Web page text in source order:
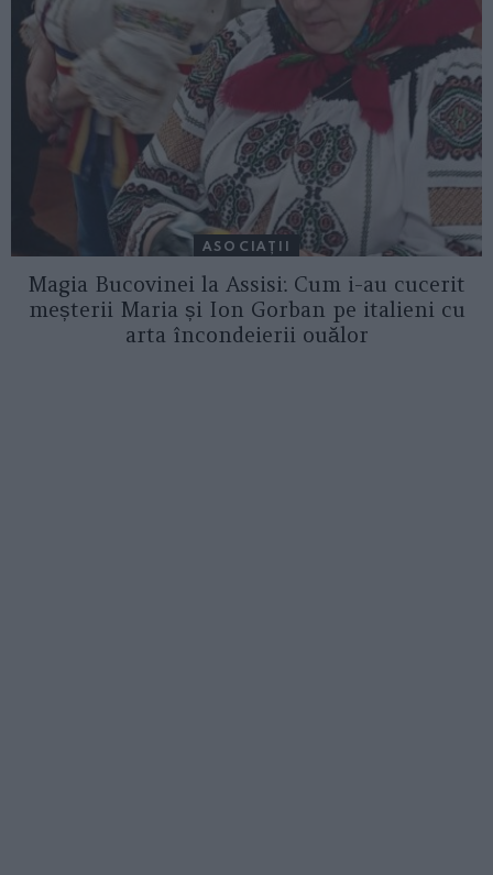
ASOCIAŢII
Magia Bucovinei la Assisi: Cum i-au cucerit
meșterii Maria și Ion Gorban pe italieni cu
arta încondeierii ouălor